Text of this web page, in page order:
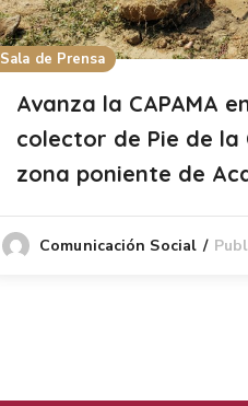
Sala de Prensa
Avanza la CAPAMA
colector de Pie de la
zona poniente de
Comunicación Social